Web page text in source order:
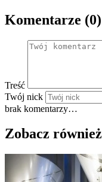
Komentarze (0)
Treść
Twój nick
brak komentarzy…
Zobacz również